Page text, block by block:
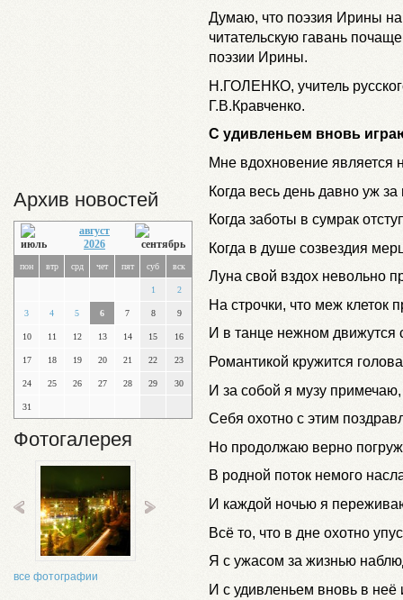
Архив новостей
август
2026
пон втр срд чет пят суб вск
1 2
3 4 5 6 7 8 9
10 11 12 13 14 15 16
17 18 19 20 21 22 23
24 25 26 27 28 29 30
31
Фотогалерея
все фотографии
Думаю, что поэзия Ирины
читательскую гавань
поэзии Ирины.
Н.ГОЛЕНКО, учитель
Г.В.Кравченко.
С удивленьем вновь
Мне вдохновение является
Когда весь день давно уж
Когда заботы в сумрак
Когда в душе созвездия
Луна свой вздох невольно
На строчки, что меж клеток
И в танце нежном движутся
Романтикой кружится
И за собой я музу примечаю,
Себя охотно с этим
Но продолжаю верно
В родной поток немого
И каждой ночью я
Всё то, что в дне охотно
Я с ужасом за жизнью
И с удивленьем вновь в